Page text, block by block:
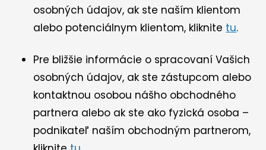
osobných údajov, ak ste naším klientom
alebo potenciálnym klientom, kliknite tu.
Pre bližšie informácie o spracovaní Vašich
osobných údajov, ak ste zástupcom alebo
kontaktnou osobou nášho obchodného
partnera alebo ak ste ako fyzická osoba –
podnikateľ naším obchodným partnerom,